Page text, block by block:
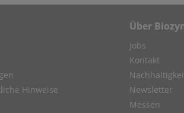
Hinweise
Über
Jobs
Kontakt
Newsletter
Messen